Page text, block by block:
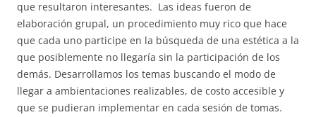
que resultaron interesantes. Las ideas fueron de
elaboración grupal, un procedimiento muy rico que hace
que cada uno participe en la búsqueda de una estética a la
que posiblemente no llegaría sin la participación de los
demás. Desarrollamos los temas buscando el modo de
llegar a ambientaciones realizables, de costo accesible y
que se pudieran implementar en cada sesión de tomas.